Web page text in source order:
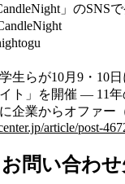
」のSNS
生らが10月9・10
ト」を開催 — 11
企業からオファー（
article/post-
問い合わ